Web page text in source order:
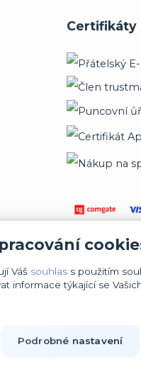
úřadě
Certifikáty
Váš souhlas s použitím
informace týkající se
Podrobné nastavení